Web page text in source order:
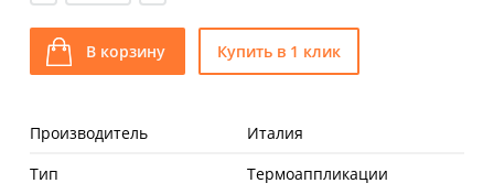
В корзину Купить в 1 клик
Производитель
Италия
Тип
Термоаппликации